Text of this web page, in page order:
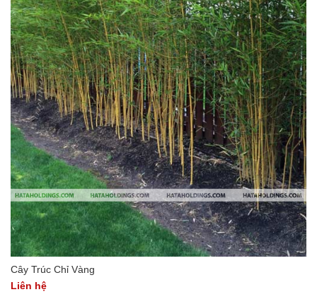
Cây Trúc Chỉ Vàng
Liên hệ